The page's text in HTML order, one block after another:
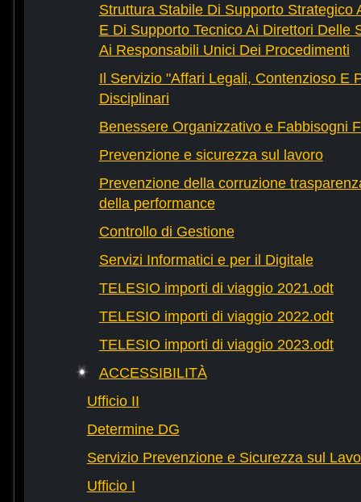
Struttura Stabile Di Supporto Strategico
E Di Supporto Tecnico Ai Direttori Delle
Ai Responsabili Unici Dei Procedimenti
Il Servizio "Affari Legali, Contenzioso E
Disciplinari
Benessere Organizzativo e Fabbisogni
Prevenzione e sicurezza sul lavoro
Prevenzione della corruzione
della performance
Controllo di Gestione
Servizi Informatici e per il Digitale
TELESIO importi di viaggio 2021.odt
TELESIO importi di viaggio 2022.odt
TELESIO importi di viaggio 2023.odt
ACCESSIBILITÀ
Ufficio II
Determine DG
Servizio Prevenzione e Sicurezza sul
Ufficio I